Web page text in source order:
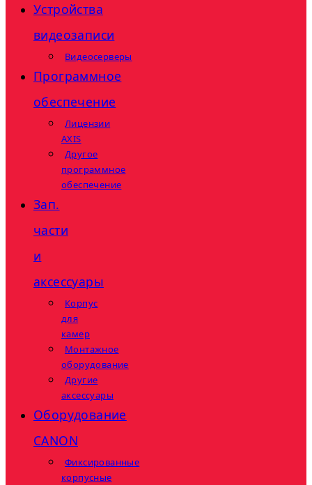
Устройства
видеозаписи
Видеосерверы
Программное
обеспечение
Лицензии
AXIS
Другое
программное
обеспечение
Зап.
части
и
аксессуары
Корпус
для
камер
Монтажное
оборудование
Другие
аксессуары
Оборудование
CANON
Фиксированные
корпусные